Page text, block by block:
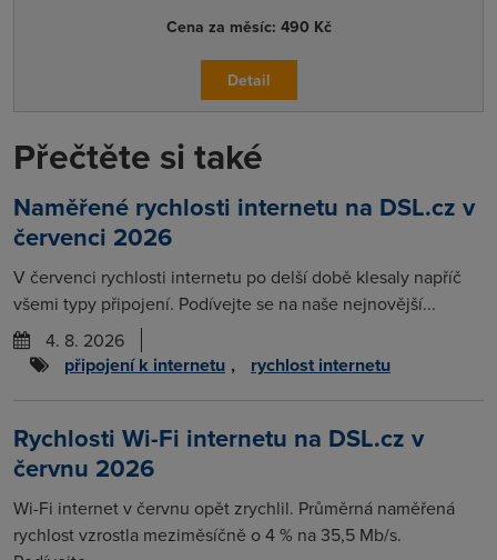
Cena za měsíc: 490 Kč
Detail
Přečtěte si také
Naměřené rychlosti internetu na DSL.cz v
červenci 2026
V červenci rychlosti internetu po delší době klesaly napříč
všemi typy připojení. Podívejte se na naše nejnovější...
4. 8. 2026
připojení k internetu , rychlost internetu
Rychlosti Wi-Fi internetu na DSL.cz v
červnu 2026
Wi-Fi internet v červnu opět zrychlil. Průměrná naměřená
rychlost vzrostla meziměsíčně o 4 % na 35,5 Mb/s.